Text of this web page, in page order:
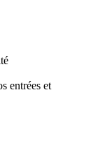
entrées et